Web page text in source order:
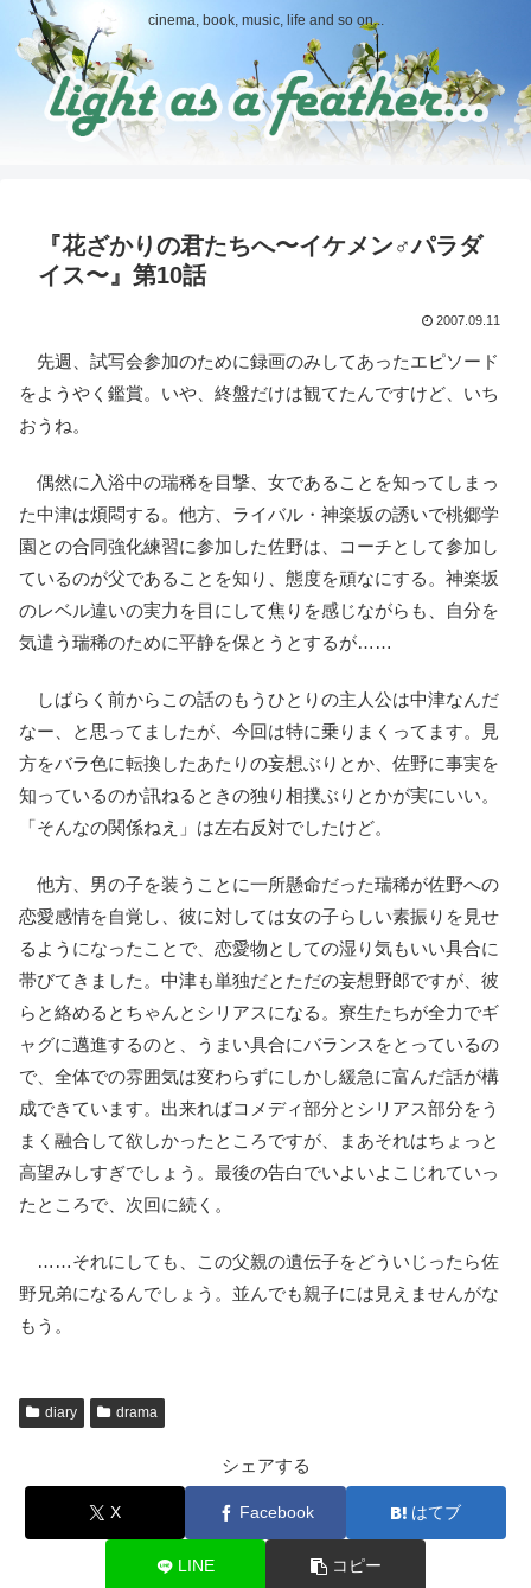
cinema, book, music, life and so on...
『花ざかりの君たちへ〜イケメン♂パラダ
イス〜』第10話
2007.09.11
先週、試写会参加のために録画のみしてあったエピソード
をようやく鑑賞。いや、終盤だけは観てたんですけど、いち
おうね。
偶然に入浴中の瑞稀を目撃、女であることを知ってしまっ
た中津は煩悶する。他方、ライバル・神楽坂の誘いで桃郷学
園との合同強化練習に参加した佐野は、コーチとして参加し
ているのが父であることを知り、態度を頑なにする。神楽坂
のレベル違いの実力を目にして焦りを感じながらも、自分を
気遣う瑞稀のために平静を保とうとするが……
しばらく前からこの話のもうひとりの主人公は中津なんだ
なー、と思ってましたが、今回は特に乗りまくってます。見
方をバラ色に転換したあたりの妄想ぶりとか、佐野に事実を
知っているのか訊ねるときの独り相撲ぶりとかが実にいい。
「そんなの関係ねえ」は左右反対でしたけど。
他方、男の子を装うことに一所懸命だった瑞稀が佐野への
恋愛感情を自覚し、彼に対しては女の子らしい素振りを見せ
るようになったことで、恋愛物としての湿り気もいい具合に
帯びてきました。中津も単独だとただの妄想野郎ですが、彼
らと絡めるとちゃんとシリアスになる。寮生たちが全力でギ
ャグに邁進するのと、うまい具合にバランスをとっているの
で、全体での雰囲気は変わらずにしかし緩急に富んだ話が構
成できています。出来ればコメディ部分とシリアス部分をう
まく融合して欲しかったところですが、まあそれはちょっと
高望みしすぎでしょう。最後の告白でいよいよこじれていっ
たところで、次回に続く。
……それにしても、この父親の遺伝子をどういじったら佐
野兄弟になるんでしょう。並んでも親子には見えませんがな
もう。
diary drama
シェアする
X Facebook はてブ
LINE コピー